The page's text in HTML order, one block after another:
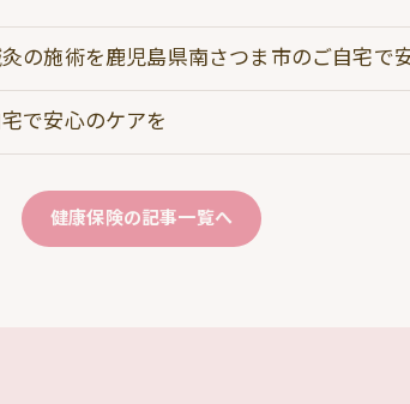
の施術を鹿児島県南さつま市のご自宅で
で安心のケアを
健康保険の記事一覧へ